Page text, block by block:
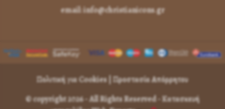
email: info@christianicons.gr
Πολιτική για Cookies Προστασία Απόρρητου
© copyright 2026 - All Rights Reserved - Κατασκευή